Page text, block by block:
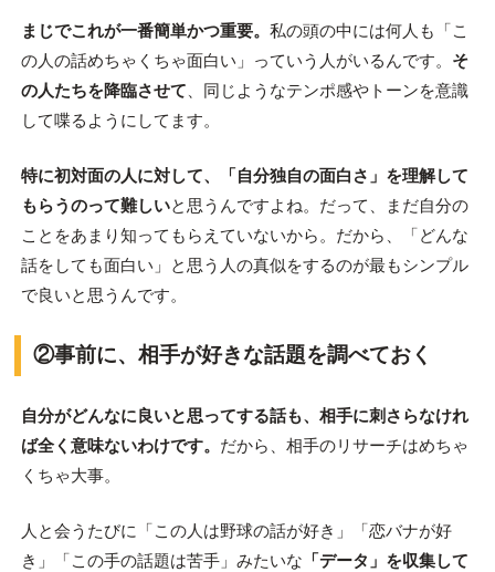
まじでこれが一番簡単かつ重要。 私の頭の中には何人も「こ
の人の話めちゃくちゃ面白い」っていう人がいるんです。 そ
の人たちを降臨させて 、同じようなテンポ感やトーンを意識
して喋るようにしてます。
特に初対面の人に対して、「自分独自の面白さ」を理解して
もらうのって難しいと思うんですよね。だって、まだ自分の
ことをあまり知ってもらえていないから。だから、「どんな
話をしても面白い」と思う人の真似をするのが最もシンプル
で良いと思うんです。
②事前に、相手が好きな話題を調べておく
自分がどんなに良いと思ってする話も、相手に刺さらなけれ
ば全く意味ないわけです。 だから、相手のリサーチはめちゃ
くちゃ大事。
人と会うたびに「この人は野球の話が好き」「恋バナが好
き」「この手の話題は苦手」みたいな 「データ」を収集して